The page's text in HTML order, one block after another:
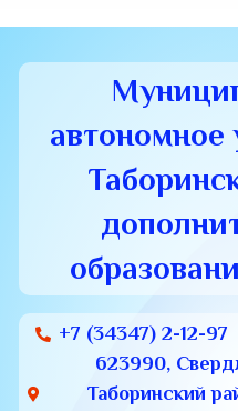
автономное
+7 (34347) 2-12-97
623990,
Таборинский